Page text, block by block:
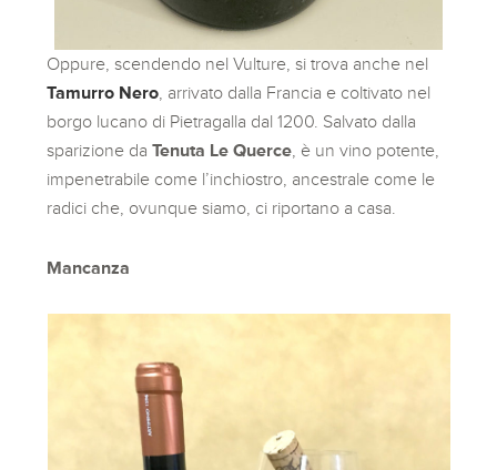
Oppure, scendendo nel Vulture, si trova anche nel
Tamurro Nero , arrivato dalla Francia e coltivato nel
borgo lucano di Pietragalla dal 1200. Salvato dalla
sparizione daTenuta Le Querce , è un vino potente,
impenetrabile come l’inchiostro, ancestrale come le
radici che, ovunque siamo, ci riportano a casa.
Mancanza